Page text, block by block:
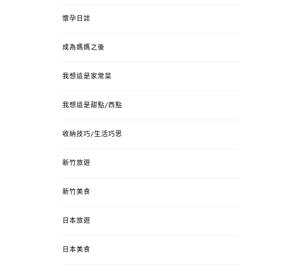
懷孕日誌
成為媽媽之後
我想這是家常菜
我想這是甜點/西點
收納技巧/生活巧思
新竹旅遊
新竹美食
日本旅遊
日本美食